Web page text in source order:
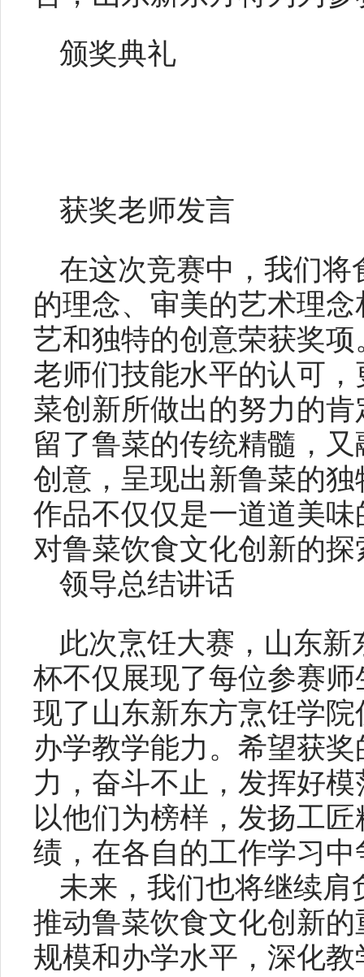
颁奖典礼
获奖老师发言
在这次竞赛中，我们
的理念、审美的艺术理
艺和独特的创意荣获奖
老师们技能水平的认可
菜创新所做出的努力的
留了鲁菜的传统精髓，
创意，呈现出新鲁菜的
作品不仅仅是一道道美
对鲁菜饮食文化创新的
领导总结讲话
此次烹饪大赛，山东
杯不仅展现了每位参赛
现了山东新东方烹饪学
办学教学能力。希望获
力，奋斗不止，发挥好
以他们为榜样，发扬工
绩，在各自的工作学习
未来，我们也将继续
推动鲁菜饮食文化创新
规模和办学水平，深化